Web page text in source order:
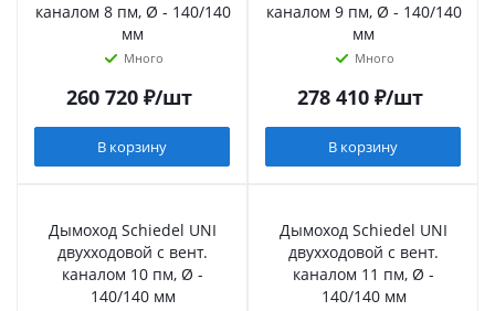
каналом 8 пм, Ø - 140/140
мм
Много
260 720₽/шт
В корзину
каналом 9 пм, Ø - 140/140
мм
Много
278 410₽/шт
В корзину
Дымоход Schiedel UNI
двухходовой с вент.
каналом 10 пм, Ø -
140/140 мм
Дымоход Schiedel UNI
двухходовой с вент.
каналом 11 пм, Ø -
140/140 мм